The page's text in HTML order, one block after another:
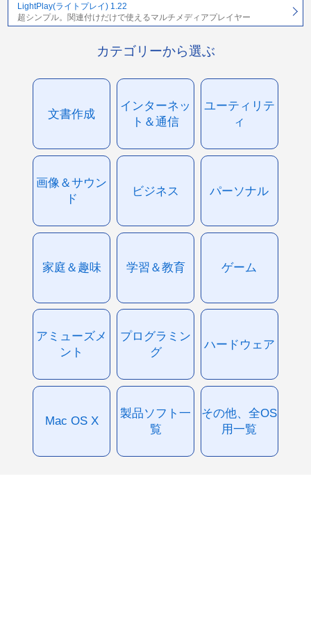
LightPlay(ライトプレイ) 1.22
超シンプル。関連付けだけで使えるマルチメディアプレイヤー
カテゴリーから選ぶ
文書作成
インターネッ
ト＆通信
ユーティリテ
ィ
画像＆サウン
ド
ビジネス パーソナル
家庭＆趣味 学習＆教育 ゲーム
アミューズメ
ント
プログラミン
グ
ハードウェア
Mac OS X
製品ソフト一
覧
その他、全OS
用一覧